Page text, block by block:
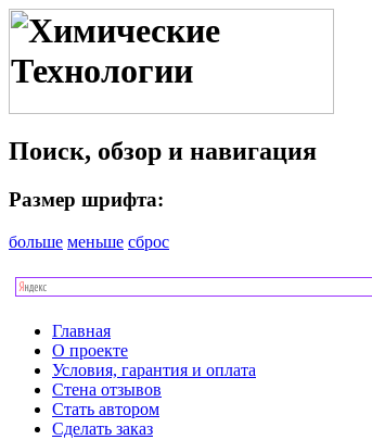
Поиск, обзор и навигация
Размер шрифта:
больше меньше сброс
Главная
О проекте
Условия, гарантия и оплата
Стена отзывов
Стать автором
Сделать заказ